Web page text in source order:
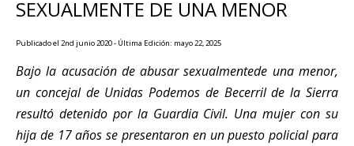
SEXUALMENTE DE UNA MENOR
Publicado el 2nd junio 2020 - Última Edición: mayo 22, 2025
Bajo la acusación de abusar sexualmentede una menor,
un concejal de Unidas Podemos de Becerrilde la Sierra
resultó detenido por la Guardia Civil. Una mujer con su
hija de 17 años se presentaron en un puesto policial para